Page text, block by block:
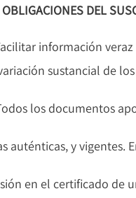
OBLIGACIONES DEL
información
sustancial de
los documentos
auténticas, y vigentes.
en el certificado de